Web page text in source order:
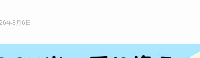
年8月6日